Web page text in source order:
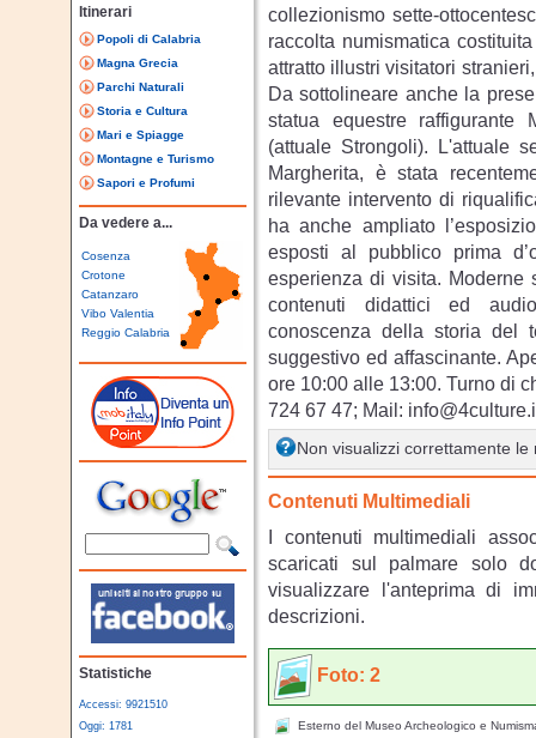
Itinerari
Popoli di Calabria
Magna Grecia
Parchi Naturali
Storia e Cultura
Mari e Spiagge
Montagne e Turismo
Sapori e Profumi
Da vedere a...
Cosenza
Crotone
Catanzaro
Vibo Valentia
Reggio Calabria
Statistiche
Accessi: 9921510
Oggi: 1781
collezionismo sette-
raccolta numismatica
attratto illustri visitatori
Da sottolineare anche la
statua equestre
(attuale Strongoli). L'attuale
Margherita, è stata
rilevante intervento di
ha anche ampliato
esposti al pubblico prima
esperienza di visita. Moderne
contenuti didattici ed
conoscenza della storia del
suggestivo ed affascinante.
ore 10:00 alle 13:00. Turno di
724 67 47; Mail:
Non visualizzi correttamente
Contenuti Multimediali
I contenuti multimediali
scaricati sul palmare solo
visualizzare l'anteprima di
descrizioni.
Foto: 2
Esterno del Museo Archeologico e